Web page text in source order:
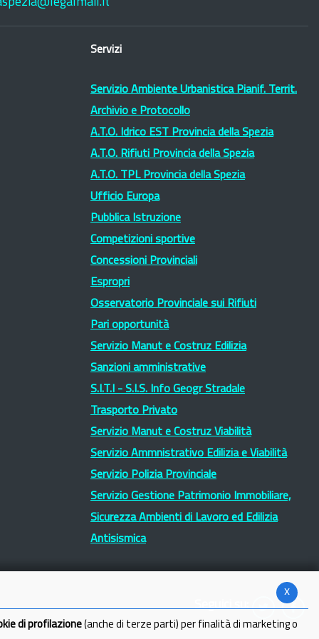
Servizi
Servizio Ambiente Urbanistica Pianif. Territ.
Archivio e Protocollo
A.T.O. Idrico EST Provincia della Spezia
A.T.O. Rifiuti Provincia della Spezia
A.T.O. TPL Provincia della Spezia
Ufficio Europa
Pubblica Istruzione
Competizioni sportive
Concessioni Provinciali
Espropri
Osservatorio Provinciale sui Rifiuti
Pari opportunità
Servizio Manut e Costruz Edilizia
Sanzioni amministrative
S.I.T.I - S.I.S. Info Geogr Stradale
Trasporto Privato
Servizio Manut e Costruz Viabilità
Servizio Ammnistrativo Edilizia e Viabilità
Servizio Polizia Provinciale
Servizio Gestione Patrimonio Immobiliare,
Sicurezza Ambienti di Lavoro ed Edilizia
Antisismica
Seguici su:
x
di profilazione (anche di terze parti) per finalità di marketing o